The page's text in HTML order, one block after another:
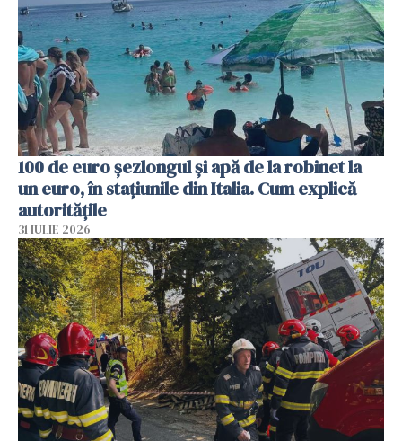
100 de euro șezlongul și apă de la robinet la
un euro, în stațiunile din Italia. Cum explică
autoritățile
31 IULIE 2026